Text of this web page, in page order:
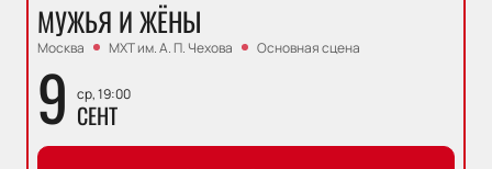
МУЖЬЯ И ЖЁНЫ
Москва МХТ им. А. П. Чехова Основная сцена
9 ср, 19:00
СЕНТ